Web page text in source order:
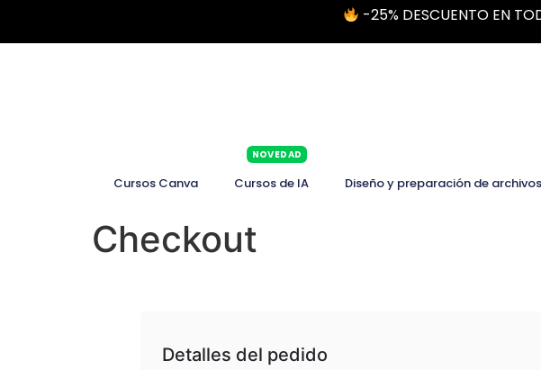
-25% DESCUENTO EN
Cursos Canva Cursos de IA
NOVEDAD
Diseño y preparación de archivos
Checkout
Detalles del pedido